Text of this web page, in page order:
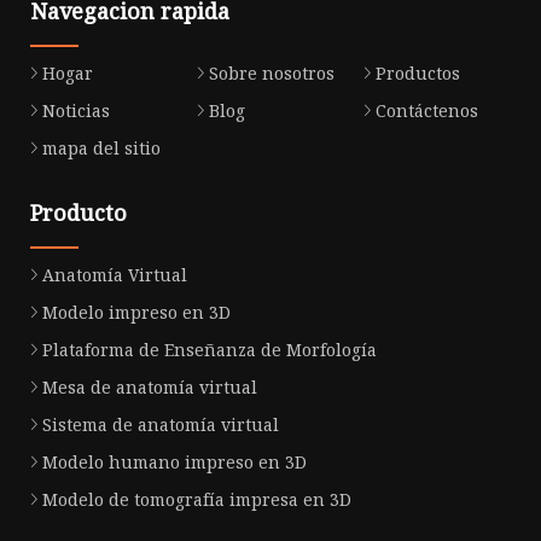
Navegacion rapida
Hogar Sobre nosotros
Productos
Noticias
Blog
Contáctenos
mapa del sitio
Producto
Anatomía Virtual
Modelo impreso en 3D
Plataforma de Enseñanza de Morfología
Mesa de anatomía virtual
Sistema de anatomía virtual
Modelo humano impreso en 3D
Modelo de tomografía impresa en 3D